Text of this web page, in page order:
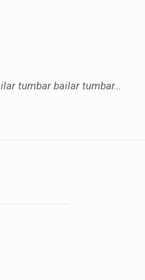
tumbar bailar tumbar…